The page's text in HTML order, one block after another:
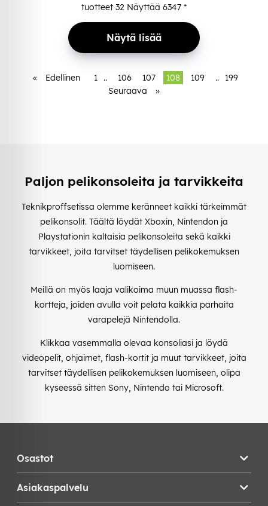
tuotteet 32 Näyttää 6347 *
Näytä lisää
« Edellinen 1 .. 106 107 108 109 ..
199
Seuraava
»
Paljon pelikonsoleita ja tarvikkeita
Teknikproffsetissa olemme keränneet kaikki tärkeimmät
pelikonsolit. Täältä löydät Xboxin, Nintendon ja
Playstationin kaltaisia pelikonsoleita sekä kaikki
tarvikkeet, joita tarvitset täydellisen pelikokemuksen
luomiseen.
Meillä on myös laaja valikoima muun muassa flash-
kortteja, joiden avulla voit pelata kaikkia parhaita
varapelejä Nintendolla.
Klikkaa vasemmalla olevaa konsoliasi ja löydä
videopelit, ohjaimet, flash-kortit ja muut tarvikkeet, joita
tarvitset täydellisen pelikokemuksen luomiseen, olipa
kyseessä sitten Sony, Nintendo tai Microsoft.
Osastot
Asiakaspalvelu